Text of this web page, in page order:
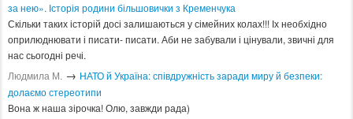
за нею». Історія родини більшовички з Кременчука
Скільки таких історій досі залишаються у сімейних колах!!! Іх необхідно
оприлюднювати і писати- писати. Аби не забували і цінували, звичні для
нас сьогодні речі.
Людмила М. → ​НАТО й Україна: співдружність заради миру й безпеки:
долаємо стереотипи
Вона ж наша зірочка! Олю, завжди рада)